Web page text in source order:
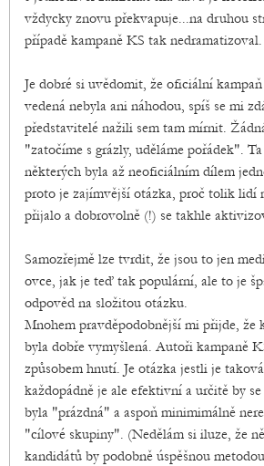
vždycky znovu překvapuje...na druhou
případě kampaně KS tak nedramatizoval.
Je dobré si uvědomit, že oficiální
vedená nebyla ani náhodou, spíš se mi
představitelé nažili sem tam mírnit.
"zatočíme s grázly, uděláme pořádek".
některých byla až neoficiálním dílem
proto je zajímvější otázka, proč tolik lidí
přijalo a dobrovolně (!) se takhle
Samozřejmě lze tvrdit, že jsou to jen
ovce, jak je teď tak populární, ale to je
odpověd na složitou otázku.
Mnohem pravděpodobnější mi přijde, že
byla dobře vymyšlená. Autoři kampaně
způsobem hnutí. Je otázka jestli je
každopádně je ale efektivní a určitě by
byla "prázdná" a aspoň minimimálně
"cílové skupiny". (Nedělám si iluze, že
kandidátů by podobně úspěšnou